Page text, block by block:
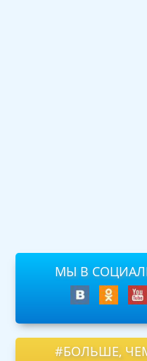
МЫ В
#БОЛЬШЕ,